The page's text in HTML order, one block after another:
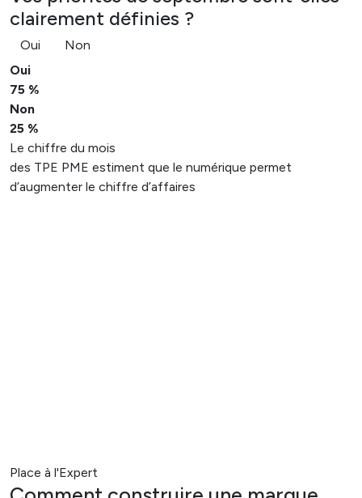
clairement définies ?
Oui
Non
Oui
75 %
Non
25 %
Le chiffre du mois
des TPE PME estiment que le numérique permet
d’augmenter le chiffre d’affaires
Place à l'Expert